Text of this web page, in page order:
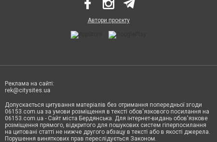
Автори проєкту
Реклама на сайті:
rek@citysites.ua
Допускається цитування матеріалів без отримання попередньої згоди
06153.com.ua за умови розміщення в тексті обов'язкового посилання на
06153.com.ua - Сайт міста Бердянська. Для інтернет-видань обов'язкове
розміщення прямого, відкритого для пошукових систем гіперпосилання
на цитовані статті не нижче другого абзацу в тексті або в якості джерела.
Порушення виняткових прав переслідується Законом.